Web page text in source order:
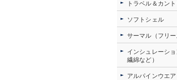
トラベル＆カン
ソフトシェル
サーマル（フリー
インシュレーシ
繊綿など）
アルパインウエア